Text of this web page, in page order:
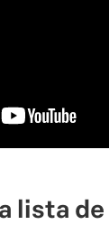
lista